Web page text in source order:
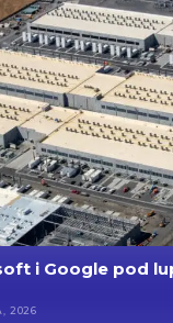
i Google pod
2026